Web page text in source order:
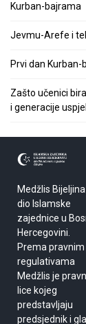
Kurban-bajrama
Jevmu-Arefe i
Prvi dan
Zašto učenici
i generacije
Medžlis
dio Islamske
zajednice u
Hercegovini.
Prema pravnim
regulativama
Medžlis je
lice kojeg
predstavljaju
predsjednik i